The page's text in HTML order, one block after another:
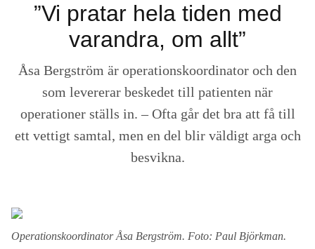
”Vi pratar hela tiden med
varandra, om allt”
Åsa Bergström är operationskoordinator och den
som levererar beskedet till patienten när
operationer ställs in. – Ofta går det bra att få till
ett vettigt samtal, men en del blir väldigt arga och
besvikna.
Operationskoordinator Åsa Bergström. Foto: Paul Björkman.